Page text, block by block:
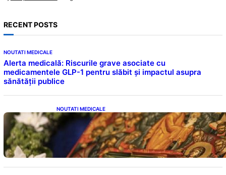
RECENT POSTS
NOUTATI MEDICALE
Alerta medicală: Riscurile grave asociate cu
medicamentele GLP-1 pentru slăbit și impactul asupra
sănătății publice
NOUTATI MEDICALE
Postul Adormirii Maicii Domnului: Tradiții,
Superstiții și Implicații Spiritualitate în 2026